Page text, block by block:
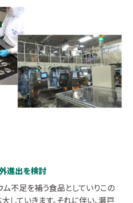
進出を検討
不足を補う食品としていりこの
していきます。それに伴い、瀬戸